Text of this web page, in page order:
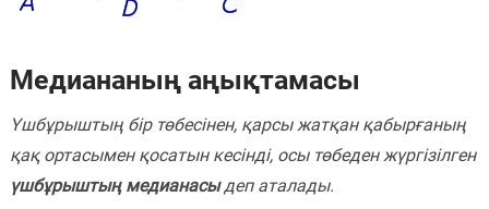
Медиананың аңықтамасы
Үшбұрыштың бір төбесінен, қарсы жатқан қабырғаның
қақ ортасымен қосатын кесінді, осы төбеден жүргізілген
үшбұрыштың медианасыдеп аталады.